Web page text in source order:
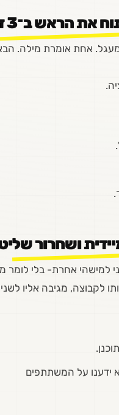
הראש ב־3 דקות
אחת אומרת מילה.
ושחרור
למישהי אחרת- בלי לומר
מגיבה אליו
ידענו על המשתתפים